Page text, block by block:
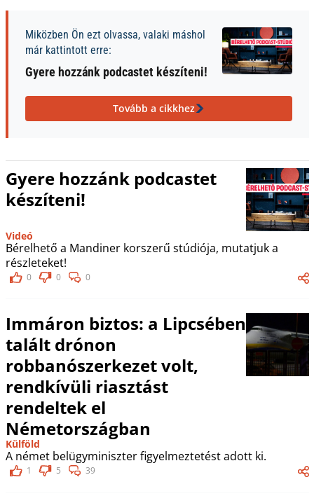
Miközben Ön ezt olvassa, valaki máshol
már kattintott erre:
Gyere hozzánk podcastet készíteni!
Tovább a cikkhez
Gyere hozzánk podcastet
készíteni!
Videó
Bérelhető a Mandiner korszerű stúdiója, mutatjuk a
részleteket!
0 0 0
Immáron biztos: a Lipcsében
talált drónon
robbanószerkezet volt,
rendkívüli riasztást
rendeltek el
Németországban
Külföld
A német belügyminiszter figyelmeztetést adott ki.
1 5 39